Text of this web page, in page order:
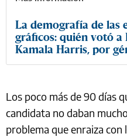
La demografía de las
gráficos: quién votó
Kamala Harris, por
Los poco más de 90 días
candidata no daban
problema que enraiza con